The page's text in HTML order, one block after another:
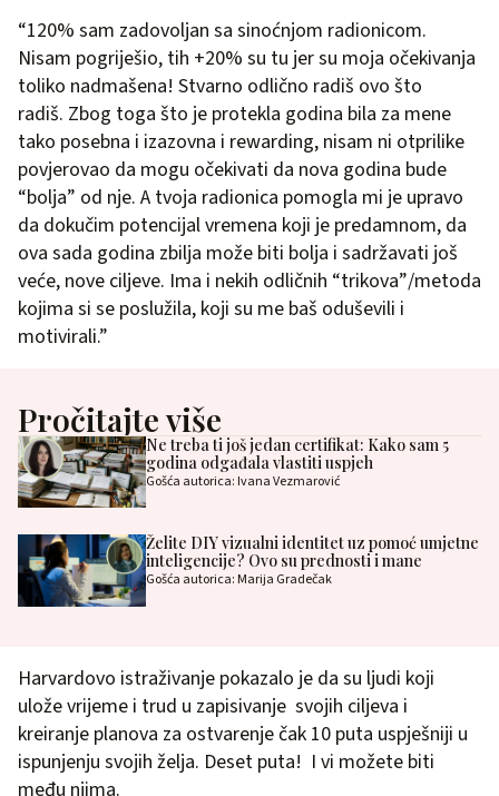
“120% sam zadovoljan sa sinoćnjom radionicom.
Nisam pogriješio, tih +20% su tu jer su moja očekivanja
toliko nadmašena! Stvarno odlično radiš ovo što
radiš. Zbog toga što je protekla godina bila za mene
tako posebna i izazovna i rewarding, nisam ni otprilike
povjerovao da mogu očekivati da nova godina bude
“bolja” od nje. A tvoja radionica pomogla mi je upravo
da dokučim potencijal vremena koji je predamnom, da
ova sada godina zbilja može biti bolja i sadržavati još
veće, nove ciljeve. Ima i nekih odličnih “trikova”/metoda
kojima si se poslužila, koji su me baš oduševili i
motivirali.”
Pročitajte više
Ne treba ti još jedan certifikat: Kako sam 5
godina odgađala vlastiti uspjeh
Gošća autorica: Ivana Vezmarović
Želite DIY vizualni identitet uz pomoć umjetne
inteligencije? Ovo su prednosti i mane
Gošća autorica: Marija Gradečak
Harvardovo istraživanje pokazalo je da su ljudi koji
ulože vrijeme i trud u zapisivanje svojih ciljeva i
kreiranje planova za ostvarenje čak 10 puta uspješniji u
ispunjenju svojih želja. Deset puta! I vi možete biti
među njima.